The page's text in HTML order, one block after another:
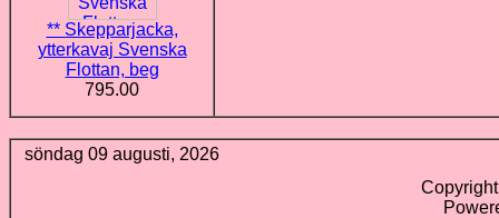
** Skepparjacka,
ytterkavaj Svenska
Flottan, beg
795.00
söndag 09 augusti, 2026